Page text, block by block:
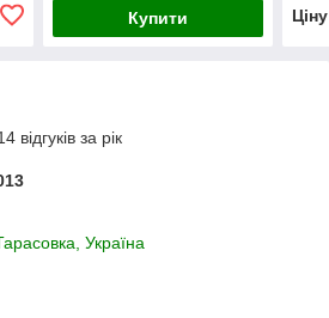
Купити
відгуків за рік
Україна